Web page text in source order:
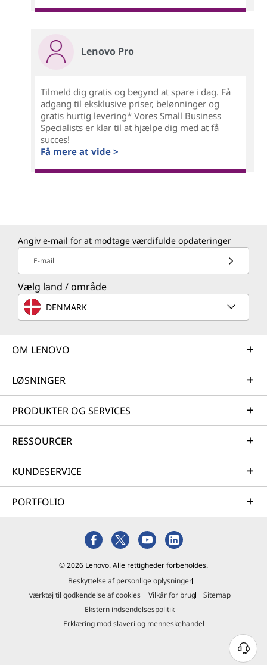
Lenovo Pro
Tilmeld dig gratis og begynd at spare i dag. Få
adgang til eksklusive priser, belønninger og
gratis hurtig levering* Vores Small Business
Specialists er klar til at hjælpe dig med at få
succes!
Få mere at vide >
Angiv e-mail for at modtage værdifulde opdateringer
E-mail
Vælg land / område
DENMARK
OM LENOVO
LØSNINGER
PRODUKTER OG SERVICES
RESSOURCER
KUNDESERVICE
PORTFOLIO
© 2026 Lenovo. Alle rettigheder forbeholdes.
Beskyttelse af personlige oplysninger
værktøj til godkendelse af cookies
Vilkår for brug
Sitemap
Ekstern indsendelsespolitik
Erklæring mod slaveri og menneskehandel